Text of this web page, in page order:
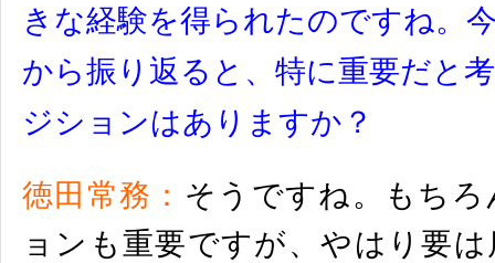
きな経験を得られたのですね。
から振り返ると、 特に重要だと
ジションはありますか？
徳田常務： そうですね。もち
ョンも重要ですが、やはり要